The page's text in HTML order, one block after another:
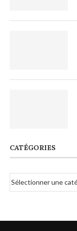
CATÉGORIES